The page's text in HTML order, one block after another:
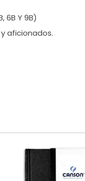
6B Y 9B)
aficionados.